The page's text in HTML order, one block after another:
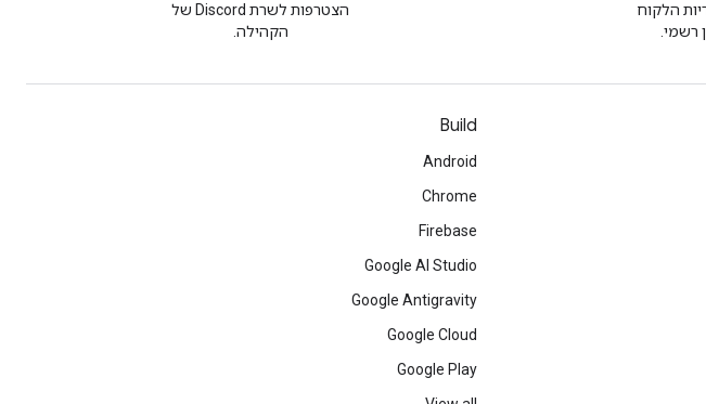
הלקוח
רשמי.
הצטרפות לשרת Discord של
הקהילה.
Build
Android
Chrome
Firebase
Google AI Studio
Google Antigravity
Google Cloud
Google Play